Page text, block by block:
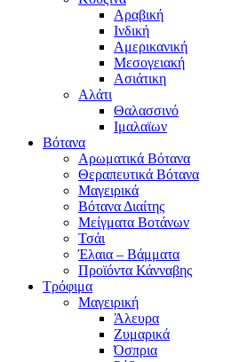
Αραβική
Ινδική
Αμερικανική
Μεσογειακή
Ασιάτικη
Αλάτι
Θαλασσινό
Ιμαλαϊων
Βότανα
Αρωματικά Βότανα
Θεραπευτικά Βότανα
Μαγειρικά
Βότανα Διαίτης
Μείγματα Βοτάνων
Τσάι
Έλαια – Βάμματα
Προϊόντα Κάνναβης
Τρόφιμα
Μαγειρική
Άλευρα
Ζυμαρικά
Όσπρια